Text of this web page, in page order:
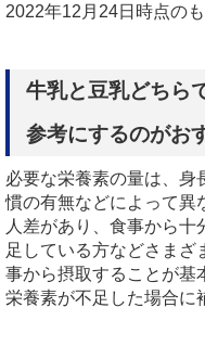
2022年12月24日時点のも
牛乳と豆乳どちら
参考にするのがお
必要な栄養素の量は、身
慣の有無などによって異
人差があり、食事から
足している方などさまざ
事から摂取することが基
栄養素が不足した場合に